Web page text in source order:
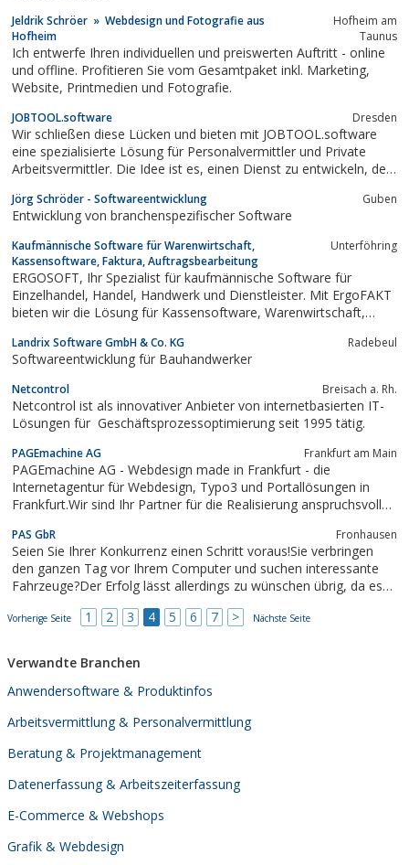
Jeldrik Schröer » Webdesign und Fotografie aus
Hofheim
Hofheim am
Taunus
Ich entwerfe Ihren individuellen und preiswerten Auftritt - online
und offline. Profitieren Sie vom Gesamtpaket inkl. Marketing,
Website, Printmedien und Fotografie.
JOBTOOL.software Dresden
Wir schließen diese Lücken und bieten mit JOBTOOL.software
eine spezialisierte Lösung für Personalvermittler und Private
Arbeitsvermittler. Die Idee ist es, einen Dienst zu entwickeln, der
Personalvermittlung erfüllt und die Anwender schnell und
effizient bei der täglichen Arbeit...
Jörg Schröder - Softwareentwicklung Guben
Entwicklung von branchenspezifischer Software
Kaufmännische Software für Warenwirtschaft,
Kassensoftware, Faktura, Auftragsbearbeitung
Unterföhring
ERGOSOFT, Ihr Spezialist für kaufmännische Software für
Einzelhandel, Handel, Handwerk und Dienstleister. Mit ErgoFAKT
bieten wir die Lösung für Kassensoftware, Warenwirtschaft,
Landrix Software GmbH & Co. KG Radebeul
Softwareentwicklung für Bauhandwerker
Netcontrol Breisach a. Rh.
Netcontrol ist als innovativer Anbieter von internetbasierten IT-
Lösungen für Geschäftsprozessoptimierung seit 1995 tätig.
PAGEmachine AG Frankfurt am Main
PAGEmachine AG - Webdesign made in Frankfurt - die
Internetagentur für Webdesign, Typo3 und Portallösungen in
Frankfurt.Wir sind Ihr Partner für die Realisierung anspruchsvoller
voll auf das Content Management System Typo3.Bei der
Erstellung...
PAS GbR Fronhausen
Seien Sie Ihrer Konkurrenz einen Schritt voraus!Sie verbringen
den ganzen Tag vor Ihrem Computer und suchen interessante
Fahrzeuge?Der Erfolg lässt allerdings zu wünschen übrig, da es
und dann noch ein Schnäppchen zu finden. Haben Sie dann mal
Vorherige Seite 1 2 3 4 5 6 7 > Nächste Seite
Verwandte Branchen
Anwendersoftware & Produktinfos
Arbeitsvermittlung & Personalvermittlung
Beratung & Projektmanagement
Datenerfassung & Arbeitszeiterfassung
E-Commerce & Webshops
Grafik & Webdesign